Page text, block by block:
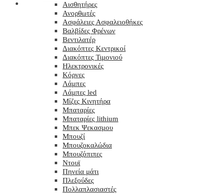
Αισθητήρες
Ανορθωτές
Ασφάλειες Ασφαλειοθήκες
Βαλβίδες Φρένων
Βεντιλατέρ
Διακόπτες Κεντρικοί
Διακόπτες Τιμονιού
Ηλεκτρονικές
Κόρνες
Λάμπες
Λάμπες led
Μίζες Κινητήρα
Μπαταρίες
Μπαταρίες lithium
Μπεκ Ψεκασμου
Μπουζί
Μπουζοκαλώδια
Μπουζόπιπες
Ντουϊ
Πηνεία μάτι
Πλεξούδες
Πολλαπλασιαστές